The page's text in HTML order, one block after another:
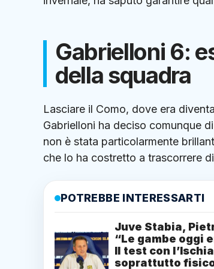
Gabrielloni 6:
della squadra
Lasciare il Como, dove era
Gabrielloni ha deciso comunque
non è stata particolarmente
che lo ha costretto a trascorrere
POTREBBE INTERESSARTI
Juve Stabia,
“Le gambe oggi
Il test con
soprattutto